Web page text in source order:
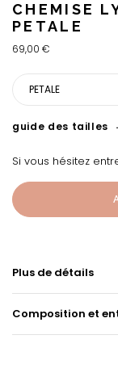
CHEMISE
PETALE
69,00 €
PETALE
guide des tailles
Si vous hésitez
Plus de détails
Composition et